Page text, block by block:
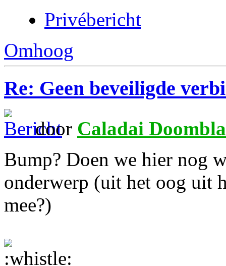
Privébericht
Omhoog
Re: Geen beveiligde
door Caladai
Bump? Doen we hier nog
onderwerp (uit het oog uit
mee?)